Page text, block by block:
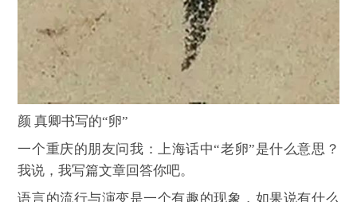
颜 真卿书写的“卵”
一个重庆的朋友问我：上海话中“老卵”是什么意思？
我说，我写篇文章回答你吧。
语言的流行与演变是一个有趣的现象，如果说有什么